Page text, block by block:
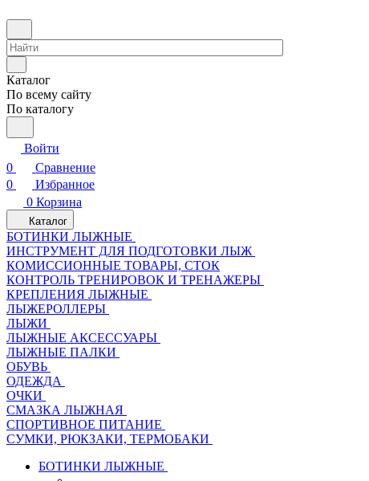
Каталог
По всему сайту
По каталогу
Войти
0
Сравнение
0
Избранное
0 Корзина
Каталог
БОТИНКИ ЛЫЖНЫЕ
ИНСТРУМЕНТ ДЛЯ ПОДГОТОВКИ ЛЫЖ
КОМИССИОННЫЕ ТОВАРЫ, СТОК
КОНТРОЛЬ ТРЕНИРОВОК И ТРЕНАЖЕРЫ
КРЕПЛЕНИЯ ЛЫЖНЫЕ
ЛЫЖЕРОЛЛЕРЫ
ЛЫЖИ
ЛЫЖНЫЕ АКСЕССУАРЫ
ЛЫЖНЫЕ ПАЛКИ
ОБУВЬ
ОДЕЖДА
ОЧКИ
СМАЗКА ЛЫЖНАЯ
СПОРТИВНОЕ ПИТАНИЕ
СУМКИ, РЮКЗАКИ, ТЕРМОБАКИ
БОТИНКИ ЛЫЖНЫЕ